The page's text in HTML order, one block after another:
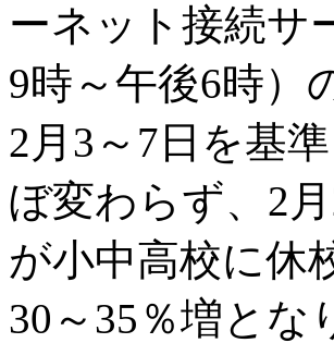
ーネット接続サ
9時～午後6時）
2月3～7日を基
ぼ変わらず、2
が小中高校に休
30～35％増とな